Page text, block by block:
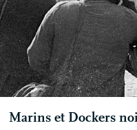
Marins et Dockers